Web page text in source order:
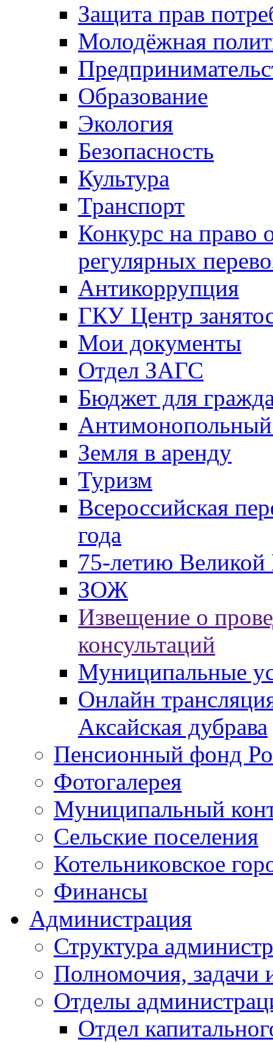
Защита прав
Молодёжная
Образование
Экология
Безопасность
Культура
Транспорт
Конкурс на право
регулярных
Антикоррупция
ГКУ Центр
Мои документы
Отдел ЗАГС
Бюджет для
Антимонопольный
Земля в аренду
Туризм
Всероссийская
года
75-летию
ЗОЖ
Извещение о
консультаций
Муниципальные
Онлайн
Аксайская дубрава
Пенсионный фонд
Фотогалерея
Муниципальный
Сельские поселения
Котельниковское
Финансы
Администрация
Структура
Полномочия, задачи
Отделы
Отдел